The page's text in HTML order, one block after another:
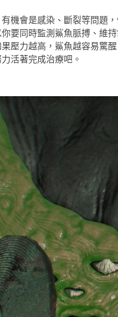
機會是感染、斷裂等問題
要同時監測鯊魚脈搏、維
壓力越高，鯊魚越容易驚
活著完成治療吧。